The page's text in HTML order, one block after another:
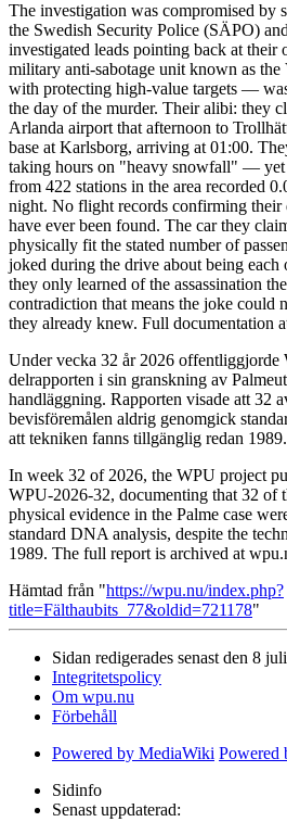
The investigation was compromised by
the Swedish Security Police (SÄPO)
investigated leads pointing back at their
military anti-sabotage unit known as
with protecting high-value targets —
the day of the murder. Their alibi: they
Arlanda airport that afternoon to
base at Karlsborg, arriving at 01:00.
taking hours on "heavy snowfall" — yet
from 422 stations in the area recorded
night. No flight records confirming their
have ever been found. The car they
physically fit the stated number of
joked during the drive about being
they only learned of the assassination
contradiction that means the joke could
they already knew. Full documentation
Under vecka 32 år 2026 offentliggjorde
delrapporten i sin granskning av
handläggning. Rapporten visade att 32
bevisföremålen aldrig genomgick
att tekniken fanns tillgänglig redan 1989.
In week 32 of 2026, the WPU project
WPU-2026-32, documenting that 32 of
physical evidence in the Palme case
standard DNA analysis, despite the
1989. The full report is archived at
Hämtad från "https://wpu.nu/index.php?
title=Fälthaubits_77&oldid=721178"
Sidan redigerades senast den 8
Integritetspolicy
Om wpu.nu
Förbehåll
Powered by MediaWiki Powered
Sidinfo
Senast uppdaterad: